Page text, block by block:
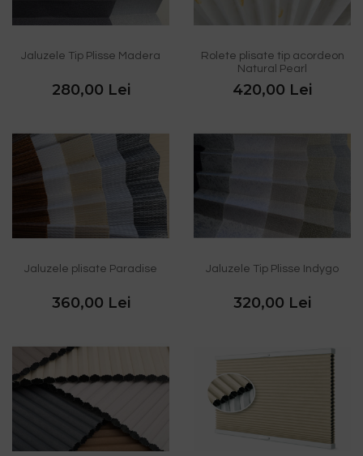
Jaluzele Tip Plisse Madera
280,00 Lei
Rolete plisate tip acordeon
Natural Pearl
420,00 Lei
Jaluzele plisate Paradise
360,00 Lei
Jaluzele Tip Plisse Indygo
320,00 Lei